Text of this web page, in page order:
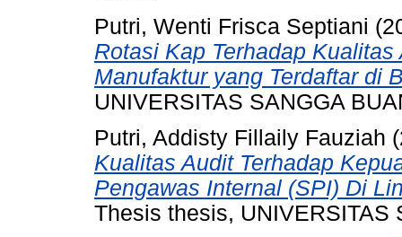
Putri, Wenti Frisca Septiani
Rotasi Kap Terhadap
Manufaktur yang Terdaftar di
UNIVERSITAS SANGGA
Putri, Addisty Fillaily Fauziah
Kualitas Audit Terhadap
Pengawas Internal (SPI) Di
Thesis thesis, UNIVERSITAS